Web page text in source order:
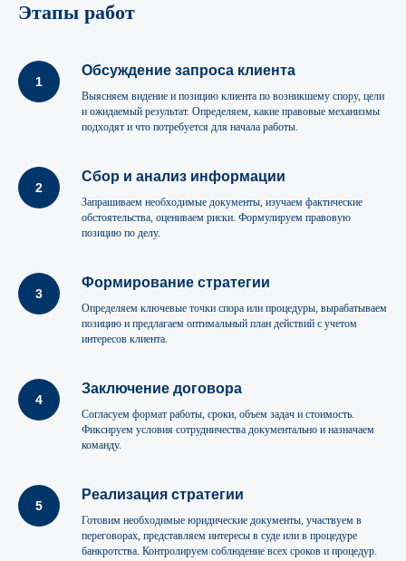
Этапы работ
Обсуждение запроса клиента
Выясняем видение и позицию клиента по возникшему спору, цели
и ожидаемый результат. Определяем, какие правовые механизмы
подходят и что потребуется для начала работы.
Сбор и анализ информации
Запрашиваем необходимые документы, изучаем фактические
обстоятельства, оцениваем риски. Формулируем правовую
позицию по делу.
Формирование стратегии
Определяем ключевые точки спора или процедуры, вырабатываем
позицию и предлагаем оптимальный план действий с учетом
интересов клиента.
Заключение договора
Согласуем формат работы, сроки, объем задач и стоимость.
Фиксируем условия сотрудничества документально и назначаем
команду.
Реализация стратегии
Готовим необходимые юридические документы, участвуем в
переговорах, представляем интересы в суде или в процедуре
банкротства. Контролируем соблюдение всех сроков и процедур.